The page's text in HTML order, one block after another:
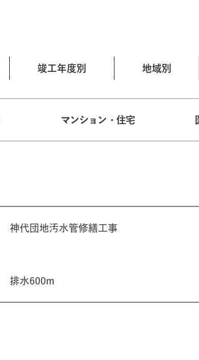
竣工年度別 地域別
マンション・住宅
神代団地汚水管修繕工事
排水600m